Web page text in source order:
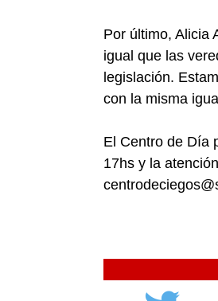
Por último, Alicia
igual que las
legislación.
con la misma
El Centro de Día
17hs y la